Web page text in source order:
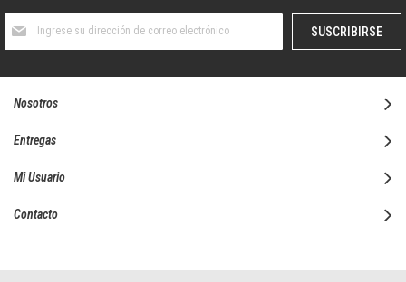
boletín
SUSCRIBIRSE
Nosotros
Entregas
Mi Usuario
Contacto